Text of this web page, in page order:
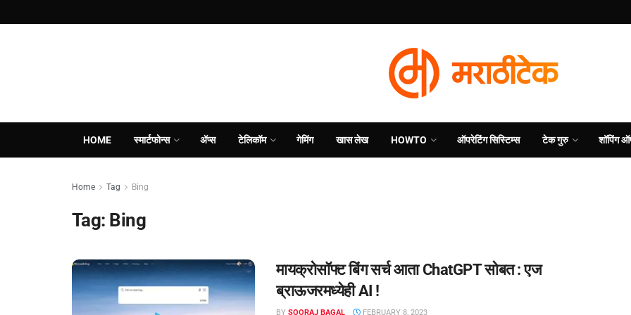
HOME स्मार्टफोन्स ॲप्स टेलिकॉम गेमिंग खास लेख HOWTO ऑपरेटिंग सिस्टिम्स टेक गुरु शॉपिंग
Home Tag Bing
Tag: Bing
मायक्रोसॉफ्ट बिंग सर्च आता ChatGPT सोबत : एज
ब्राऊजरमध्येही AI !
BY SOORAJ BAGAL FEBRUARY 8, 2023